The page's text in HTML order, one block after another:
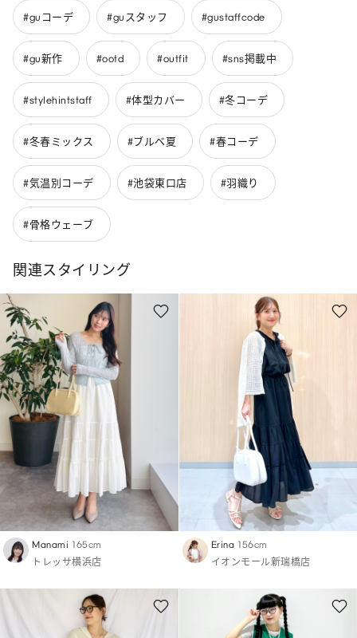
#guコーデ #guスタッフ #gustaffcode
#gu新作 #ootd #outfit #sns掲載中
#stylehintstaff #体型カバー #冬コーデ
#冬春ミックス #ブルベ夏 #春コーデ
#気温別コーデ #池袋東口店 #羽織り
#骨格ウェーブ
関連スタイリング
Manami 165cm
トレッサ横浜店
Erina 156cm
イオンモール新瑞橋店